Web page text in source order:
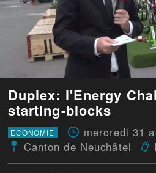
Duplex: l'Energy
starting-blocks
ECONOMIE mercredi 31
Canton de Neuchâtel